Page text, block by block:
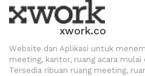
xwork.co
Website dan Aplikasi untuk
meeting, kantor, ruang acara mulai
Tersedia ribuan ruang meeting,